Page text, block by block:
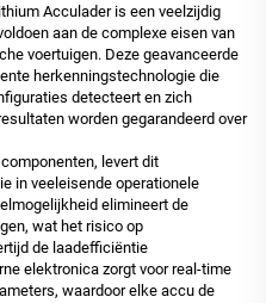
Acculader is een veelzijdig
aan de complexe eisen van
voertuigen. Deze geavanceerde
herkenningstechnologie die
detecteert en zich
worden gegarandeerd over
levert dit
in veeleisende operationele
elimineert de
wat het risico op
de laadefficiëntie
elektronica zorgt voor real-time
waardoor elke accu de